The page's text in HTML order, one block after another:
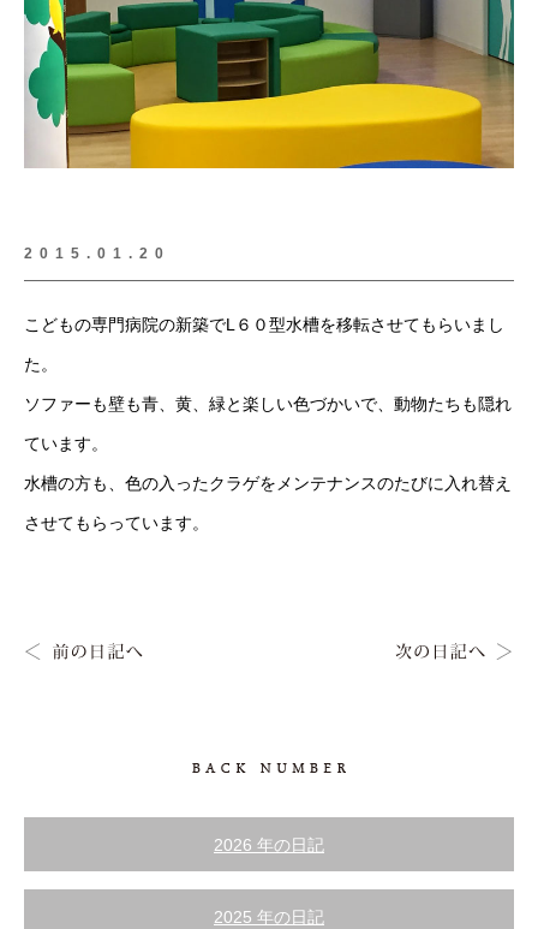
2015.01.20
こどもの専門病院の新築でL６０型水槽を移転させてもらいまし
た。
ソファーも壁も青、黄、緑と楽しい色づかいで、動物たちも隠れ
ています。
水槽の方も、色の入ったクラゲをメンテナンスのたびに入れ替え
させてもらっています。
2026 年の日記
2025 年の日記